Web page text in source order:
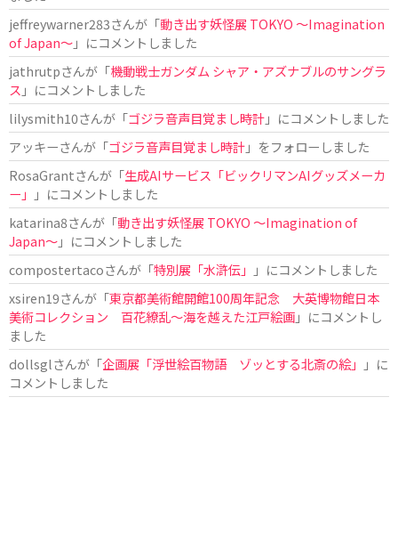
jeffreywarner283さんが「動き出す妖怪展 TOKYO 〜Imagination
of Japan〜」にコメントしました
jathrutpさんが「機動戦士ガンダム シャア・アズナブルのサングラ
ス 」にコメントしました
lilysmith10さんが「ゴジラ音声目覚まし時計」にコメントしました
アッキーさんが「ゴジラ音声目覚まし時計」をフォローしました
RosaGrantさんが「生成AIサービス「ビックリマンAIグッズメーカ
ー」
」にコメントしました
katarina8さんが「動き出す妖怪展 TOKYO 〜Imagination of
Japan〜」にコメントしました
compostertacoさんが「特別展「水滸伝」
」にコメントしました
xsiren19さんが「東京都美術館開館100周年記念 大英博物館日本
美術コレクション 百花繚乱～海を越えた江戸絵画」にコメントし
ました
dollsglさんが「企画展「浮世絵百物語 ゾッとする北斎の絵」
」に
コメントしました